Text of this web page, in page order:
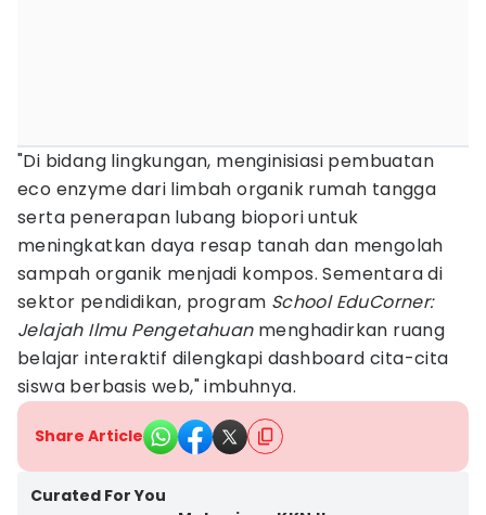
"Di bidang lingkungan, menginisiasi pembuatan
eco enzyme dari limbah organik rumah tangga
serta penerapan lubang biopori untuk
meningkatkan daya resap tanah dan mengolah
sampah organik menjadi kompos. Sementara di
sektor pendidikan, program School EduCorner:
Jelajah Ilmu Pengetahuanmenghadirkan ruang
belajar interaktif dilengkapi dashboard cita-cita
siswa berbasis web," imbuhnya.
Share Article
Curated For You